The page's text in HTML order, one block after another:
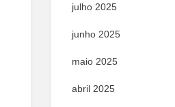
julho 2025
junho 2025
maio 2025
abril 2025